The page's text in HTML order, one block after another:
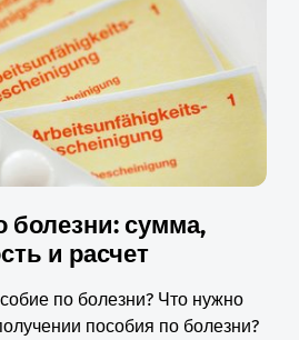
болезни: сумма,
и расчет
по болезни? Что нужно
пособия по болезни?